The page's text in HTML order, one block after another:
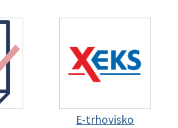
E-trhovisko